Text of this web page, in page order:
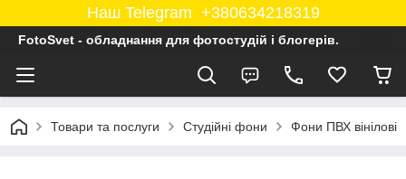
Наш Telegram +380634218319
FotoSvet - обладнання для фотостудій і блогерів.
Товари та послуги Студійні фони Фони ПВХ вінілові